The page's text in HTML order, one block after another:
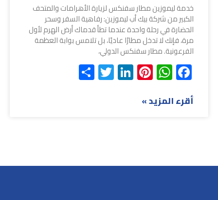
خدمة ليموزين مطار سفنكس لزيارة الأهرامات والمتحف
الكبير من شركة بيك أب ليموزين: رفاهية السفر وسحر
الحضارة في رحلة واحدة عندما تطأ قدماك أرض الهرم لأول
مرة، فإنك لا تدخل مطارًا عاديًا، بل تلامس بوابة العظمة
الفرعونية. مطار سفنكس الدولي،
Facebook
WhatsApp
Pinterest
LinkedIn
Twitter
أقرء المزيد »